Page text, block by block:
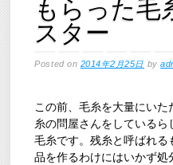
もらった毛
スター
Posted on 2014年2月25日 by
この前、毛糸を大量にい
糸の問屋さんをしている
毛糸です。残糸と呼ばれ
品を作るわけにはいかず